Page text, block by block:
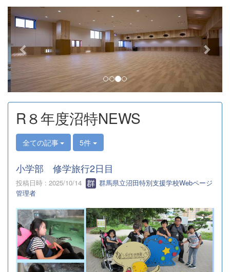
p
r
v
i
o
u
s
n
e
x
t
R８年度沼特NEWS
全ての記事 5件
小学部 修学旅行2日目
投稿日時 : 2025/10/14
群馬県立沼田特別支援学校Webページ
管理者